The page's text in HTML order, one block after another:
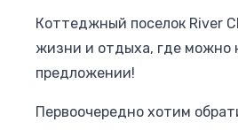
Коттеджный поселок River
жизни и отдыха, где можно
предложении!
Первоочередно хотим